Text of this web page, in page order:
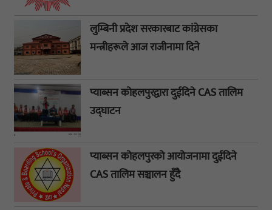
लुम्बिनी प्रदेश सरकारबाट कांग्रेसका
मन्त्रीहरूले आज राजीनामा दिने
प्याब्सन कोहलपुरद्वारा दुईदिने CAS तालिम
उद्घाटन
प्याब्सन कोहलपुरको आयोजनामा दुईदिने
CAS तालिम सञ्चालन हुँदै